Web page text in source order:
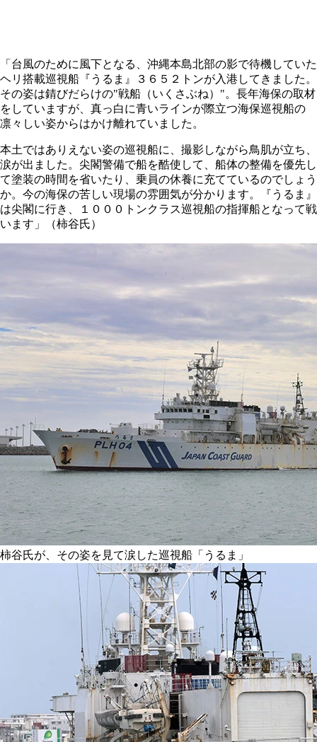
「台風のために風下となる、沖縄本島北部の影で待機していた
ヘリ搭載巡視船『うるま』３６５２トンが入港してきました。
その姿は錆びだらけの"戦船（いくさぶね）"。長年海保の取材
をしていますが、真っ白に青いラインが際立つ海保巡視船の
凛々しい姿からはかけ離れていました。
本土ではありえない姿の巡視船に、撮影しながら鳥肌が立ち、
涙が出ました。尖閣警備で船を酷使して、船体の整備を優先し
て塗装の時間を省いたり、乗員の休養に充てているのでしょう
か。今の海保の苦しい現場の雰囲気が分かります。『うるま』
は尖閣に行き、１０００トンクラス巡視船の指揮船となって戦
います」（柿谷氏）
柿谷氏が、その姿を見て涙した巡視船「うるま」